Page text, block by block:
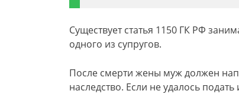
Существует статья 1150 ГК РФ
одного из супругов.
После смерти жены муж должен
наследство. Если не удалось